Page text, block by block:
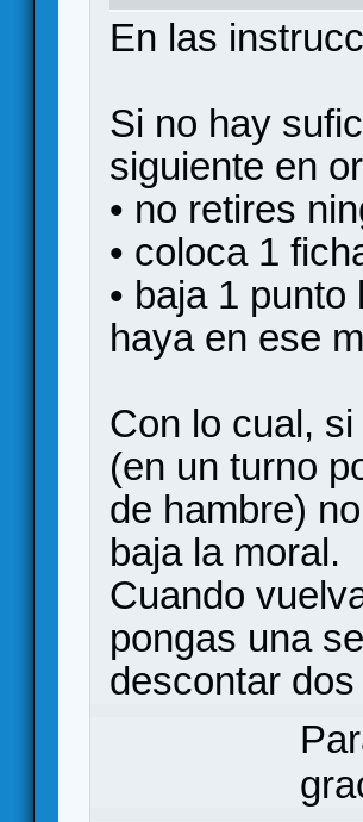
En las
Si no hay
siguiente en
• no retires
• coloca 1
• baja 1
haya en ese
Con lo cual,
(en un turno
de hambre)
baja la moral.
Cuando
pongas una
descontar